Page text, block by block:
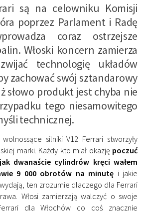
są na celowniku Komisji
poprzez Parlament i Radę
coraz ostrzejsze
Włoski koncern zamierza
technologię układów
zachować swój sztandarowy
słowo produkt jest chyba nie
tego niesamowitego
technicznej.
silniki V12 Ferrari stworzyły
marki. Każdy kto miał okazję poczuć
dwanaście cylindrów kręci wałem
9 000 obrotów na minutę i jakie
ten zrozumie dlaczego dla Ferrari
Włosi zamierzają walczyć o swoje
dla Włochów co coś znacznie